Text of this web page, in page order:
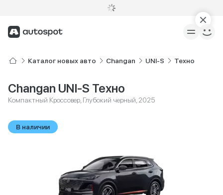
Каталог новых авто Changan UNI-S Техно
Changan UNI-S Техно
Компактный Кроссовер, Глубокий черный, 2025
В наличии